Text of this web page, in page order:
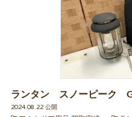
ランタン スノーピーク
2024.08.22 公開